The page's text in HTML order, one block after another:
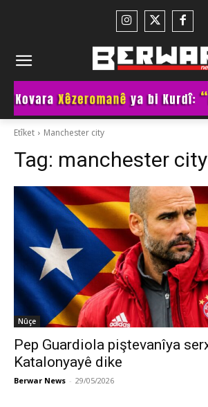
Etîket Manchester city
Tag: manchester city
Nûçe
Pep Guardiola piştevanîya
Katalonyayê dike
Berwar News - 29/05/2026